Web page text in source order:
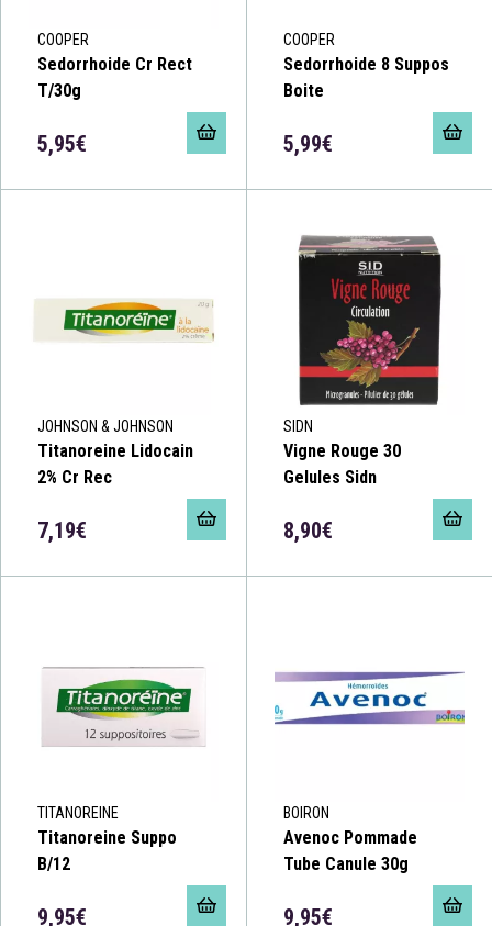
COOPER
Sedorrhoide Cr Rect
T/30g
5,95€
COOPER
Sedorrhoide 8 Suppos
Boite
5,99€
JOHNSON & JOHNSON
Titanoreine Lidocain
2% Cr Rec
7,19€
SIDN
Vigne Rouge 30
Gelules Sidn
8,90€
TITANOREINE
Titanoreine Suppo
B/12
9,95€
BOIRON
Avenoc Pommade
Tube Canule 30g
9,95€